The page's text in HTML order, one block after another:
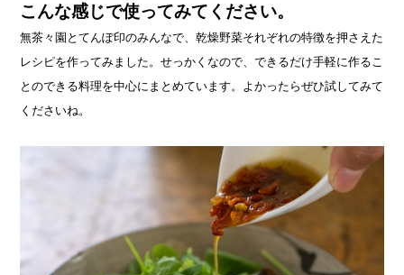
こんな感じで使ってみてください。
無茶々園とてんぽ印のみんなで、乾燥野菜それぞれの特徴を押さえた
レシピを作ってみました。せっかくなので、できるだけ手軽に作るこ
とのできる料理を中心にまとめています。よかったらぜひ試してみて
くださいね。